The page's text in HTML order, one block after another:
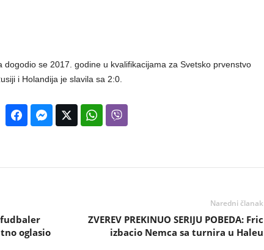
dogodio se 2017. godine u kvalifikacijama za Svetsko prvenstvo
i Holandija je slavila sa 2:0.
fudbaler
oglasio
Naredni članak
ZVEREV PREKINUO SERIJU POBEDA: Fric
izbacio Nemca sa turnira u Haleu